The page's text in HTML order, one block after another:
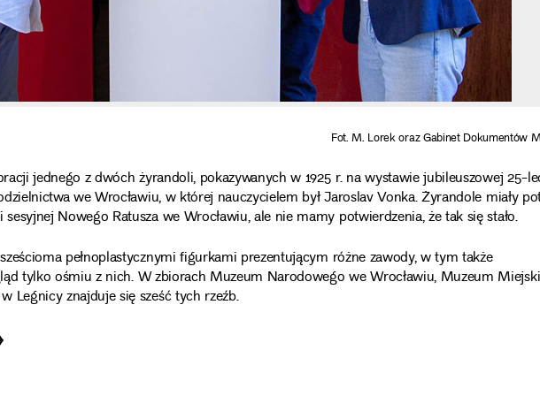
Fot. M. Lorek oraz Gabinet Dokumentów
jednego z dwóch żyrandoli, pokazywanych w 1925 r. na wystawie jubileuszowej 25-
we Wrocławiu, w której nauczycielem był Jaroslav Vonka. ️Żyrandole miały
Nowego Ratusza we Wrocławiu, ale nie mamy potwierdzenia, że tak się stało.
pełnoplastycznymi figurkami prezentującym różne zawody, w tym także
tylko ośmiu z nich. W zbiorach Muzeum Narodowego we Wrocławiu, Muzeum
Legnicy znajduje się sześć tych rzeźb.